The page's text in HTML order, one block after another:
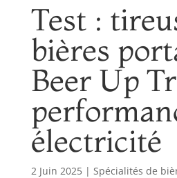
Test :
bières
Beer Up
électricité
2 Juin 2025| Spécialités de